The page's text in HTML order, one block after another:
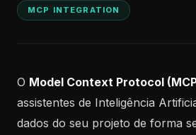
MCP INTEGRATION
O Model Context Protocol
assistentes de Inteligência
dados do seu projeto de forma